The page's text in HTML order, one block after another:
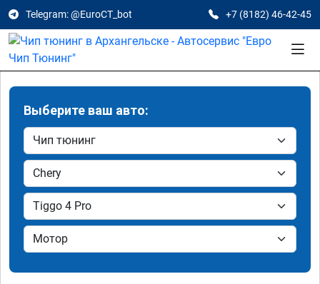
Telegram: @EuroCT_bot +7 (8182) 46-42-45
Выберите ваш авто: